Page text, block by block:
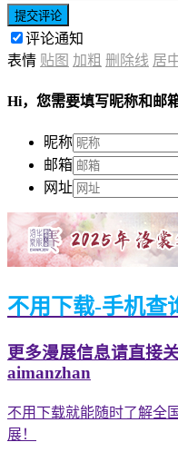
提交评论
评论通知
表情 贴图 加粗 删除线 居
Hi，您需要填写昵称和邮箱
昵称
邮箱
网址
不用下载-手机查
更多漫展信息请直接
aimanzhan
不用下载就能随时了解全
展！